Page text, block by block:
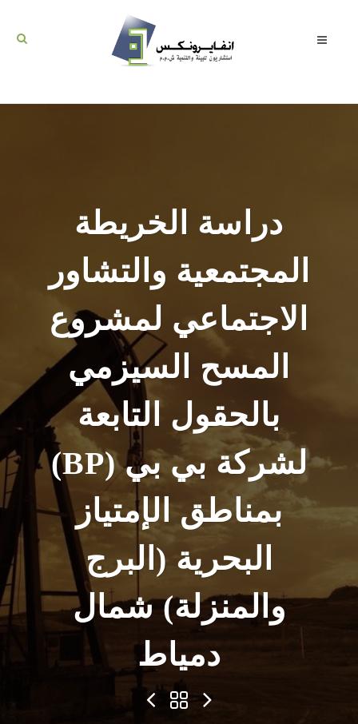
دراسة الخريطة
المجتمعية والتشاور
الاجتماعي لمشروع
المسح السيزمي
بالحقول التابعة
لشركة بي بي (BP)
بمناطق الإمتياز
البحرية (البرج
والمنزلة) شمال
دمياط